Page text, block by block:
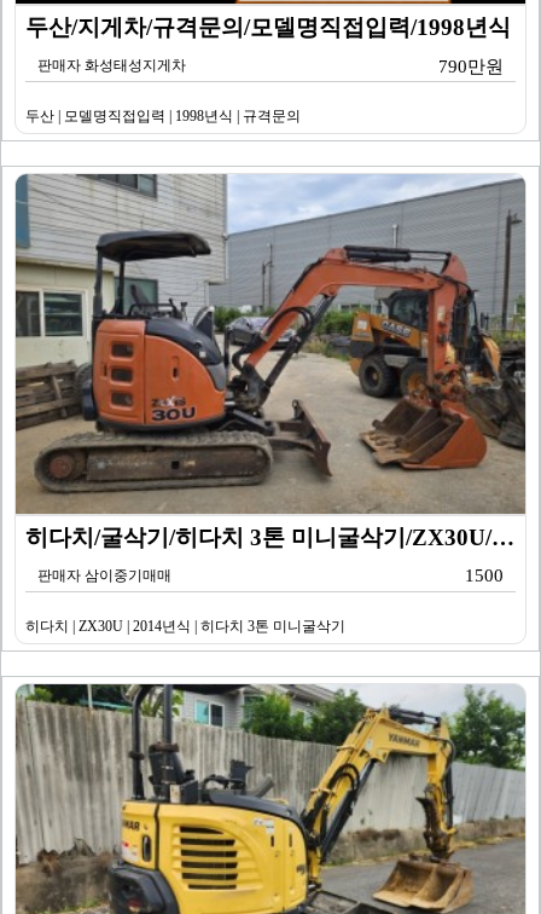
두산/지게차/규격문의/모델명직접입력/1998년식
판매자 화성태성지게차 790만원
두산 | 모델명직접입력 | 1998년식 | 규격문의
히다치/굴삭기/히다치 3톤 미니굴삭기/ZX30U/201…
판매자 삼이중기매매 1500
히다치 | ZX30U | 2014년식 | 히다치 3톤 미니굴삭기